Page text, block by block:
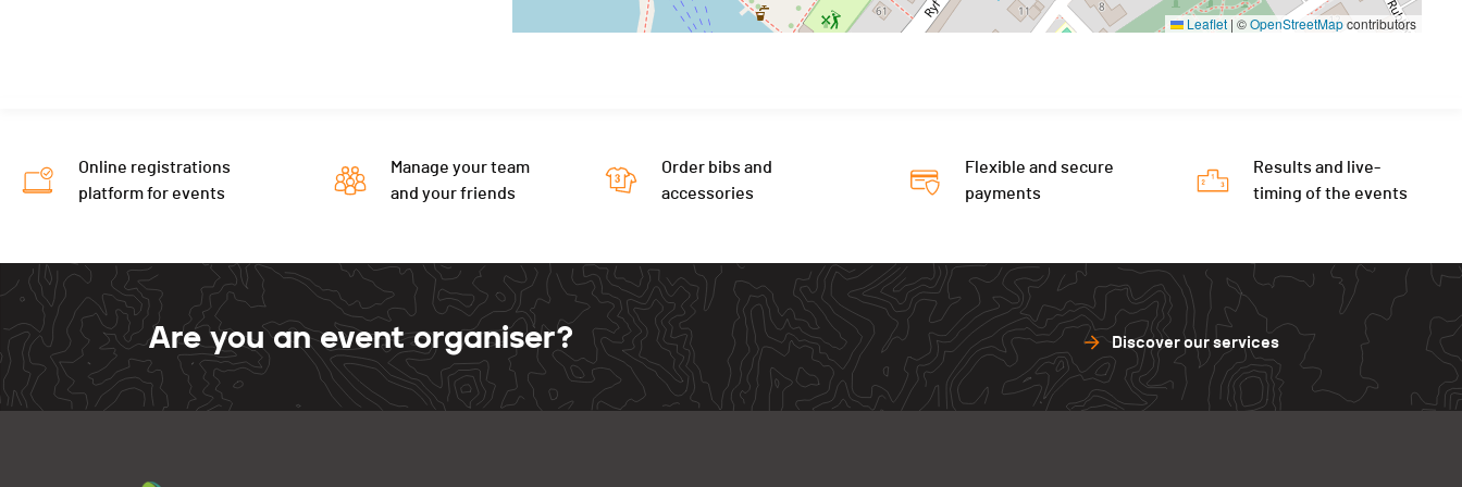
Leaflet | ©OpenStreetMapcontributors
Online registrations
platform for events
Manage your team
and your friends
Order bibs and
accessories
Flexible and secure
payments
Results and live-
timing of the events
Are you an event organiser? Discover our services